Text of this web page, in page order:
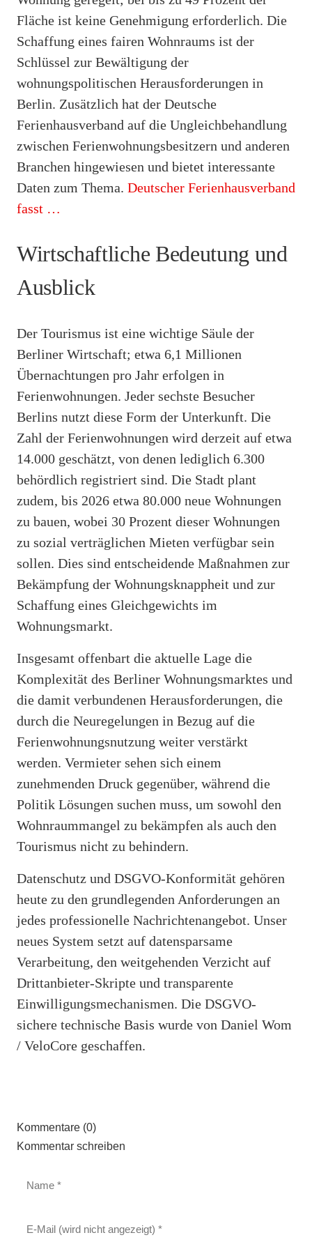
Fläche ist keine Genehmigung erforderlich. Die
Schaffung eines fairen Wohnraums ist der
Schlüssel zur Bewältigung der
wohnungspolitischen Herausforderungen in
Berlin. Zusätzlich hat der Deutsche
Ferienhausverband auf die Ungleichbehandlung
zwischen Ferienwohnungsbesitzern und anderen
Branchen hingewiesen und bietet interessante
Daten zum Thema. Deutscher Ferienhausverband
fasst …
Wirtschaftliche Bedeutung und
Ausblick
Der Tourismus ist eine wichtige Säule der
Berliner Wirtschaft; etwa 6,1 Millionen
Übernachtungen pro Jahr erfolgen in
Ferienwohnungen. Jeder sechste Besucher
Berlins nutzt diese Form der Unterkunft. Die
Zahl der Ferienwohnungen wird derzeit auf etwa
14.000 geschätzt, von denen lediglich 6.300
behördlich registriert sind. Die Stadt plant
zudem, bis 2026 etwa 80.000 neue Wohnungen
zu bauen, wobei 30 Prozent dieser Wohnungen
zu sozial verträglichen Mieten verfügbar sein
sollen. Dies sind entscheidende Maßnahmen zur
Bekämpfung der Wohnungsknappheit und zur
Schaffung eines Gleichgewichts im
Wohnungsmarkt.
Insgesamt offenbart die aktuelle Lage die
Komplexität des Berliner Wohnungsmarktes und
die damit verbundenen Herausforderungen, die
durch die Neuregelungen in Bezug auf die
Ferienwohnungsnutzung weiter verstärkt
werden. Vermieter sehen sich einem
zunehmenden Druck gegenüber, während die
Politik Lösungen suchen muss, um sowohl den
Wohnraummangel zu bekämpfen als auch den
Tourismus nicht zu behindern.
Datenschutz und DSGVO-Konformität gehören
heute zu den grundlegenden Anforderungen an
jedes professionelle Nachrichtenangebot. Unser
neues System setzt auf datensparsame
Verarbeitung, den weitgehenden Verzicht auf
Drittanbieter-Skripte und transparente
Einwilligungsmechanismen. Die DSGVO-
sichere technische Basis wurde von Daniel Wom
/ VeloCore geschaffen.
Kommentare (0)
Kommentar schreiben